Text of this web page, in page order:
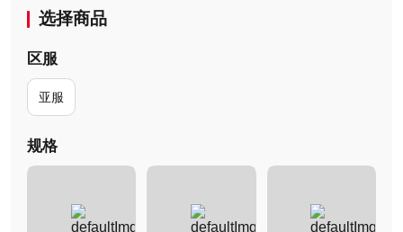
选择商品
区服
亚服
规格